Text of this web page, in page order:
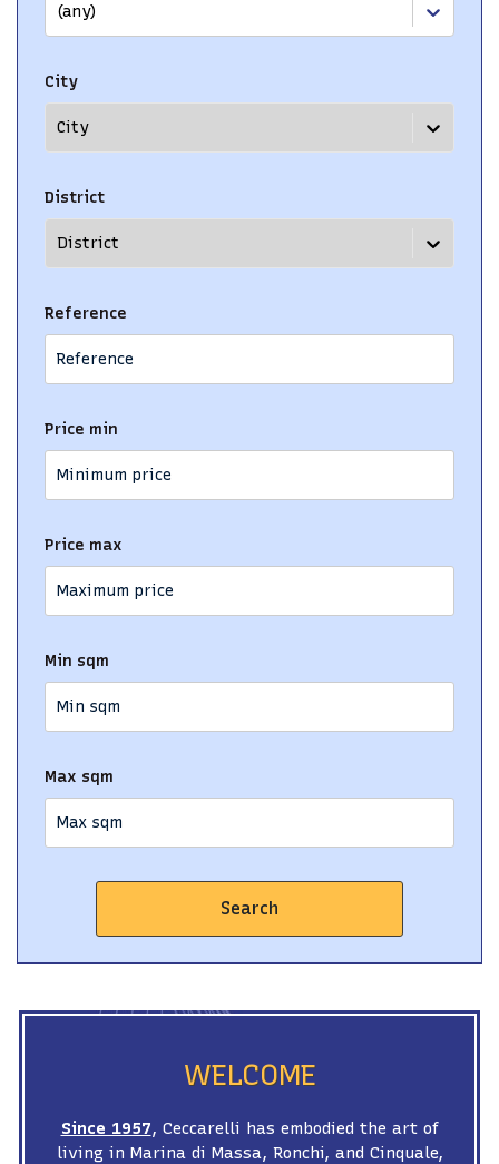
(any)
City
City
District
District
Reference
Price min
Price max
Min sqm
Max sqm
Search
WELCOME
Since 1957, Ceccarelli has embodied the art of
living in Marina di Massa, Ronchi, and Cinquale,